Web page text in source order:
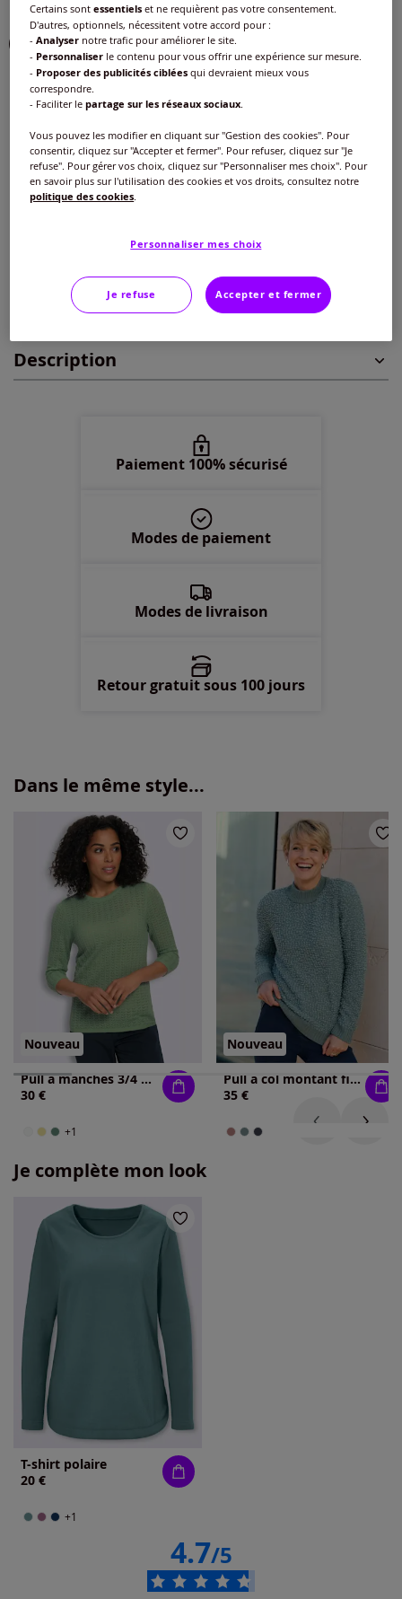
Couleur :jade
Taille :
40 -épuisé
épuisé
48 -En stock
Guide des tailles
33€
Ajouter au panier
Caractéristiques
Description
Paiement 100% sécurisé
Modes de paiement
Modes de livraison
Retour gratuit sous 100 jours
Dans le même style...
Nouveau
Pull à manches 3/4 manches 3/4 mode
30 €
+1
Nouveau
Pull à col montant fil fantaisie doux
35 €
Je complète mon look
T-shirt polaire
20 €
+1
4.7/5
Certains sontessentiels et ne requièrent pas votre consentement.
D'autres, optionnels, nécessitent votre accord pour :
-Analyser notre trafic pour améliorer le site.
- Personnaliser le contenu pour vous offrir une expérience sur mesure.
- Proposer des publicités ciblées qui devraient mieux vous
correspondre.
- Faciliter lepartage sur les réseaux sociaux.
Vous pouvez les modifier en cliquant sur "Gestion des cookies". Pour
consentir, cliquez sur "Accepter et fermer". Pour refuser, cliquez sur "Je
refuse". Pour gérer vos choix, cliquez sur "Personnaliser mes choix". Pour
en savoir plus sur l'utilisation des cookies et vos droits, consultez notre
politique des cookies.
Personnaliser mes choix
Je refuse Accepter et fermer